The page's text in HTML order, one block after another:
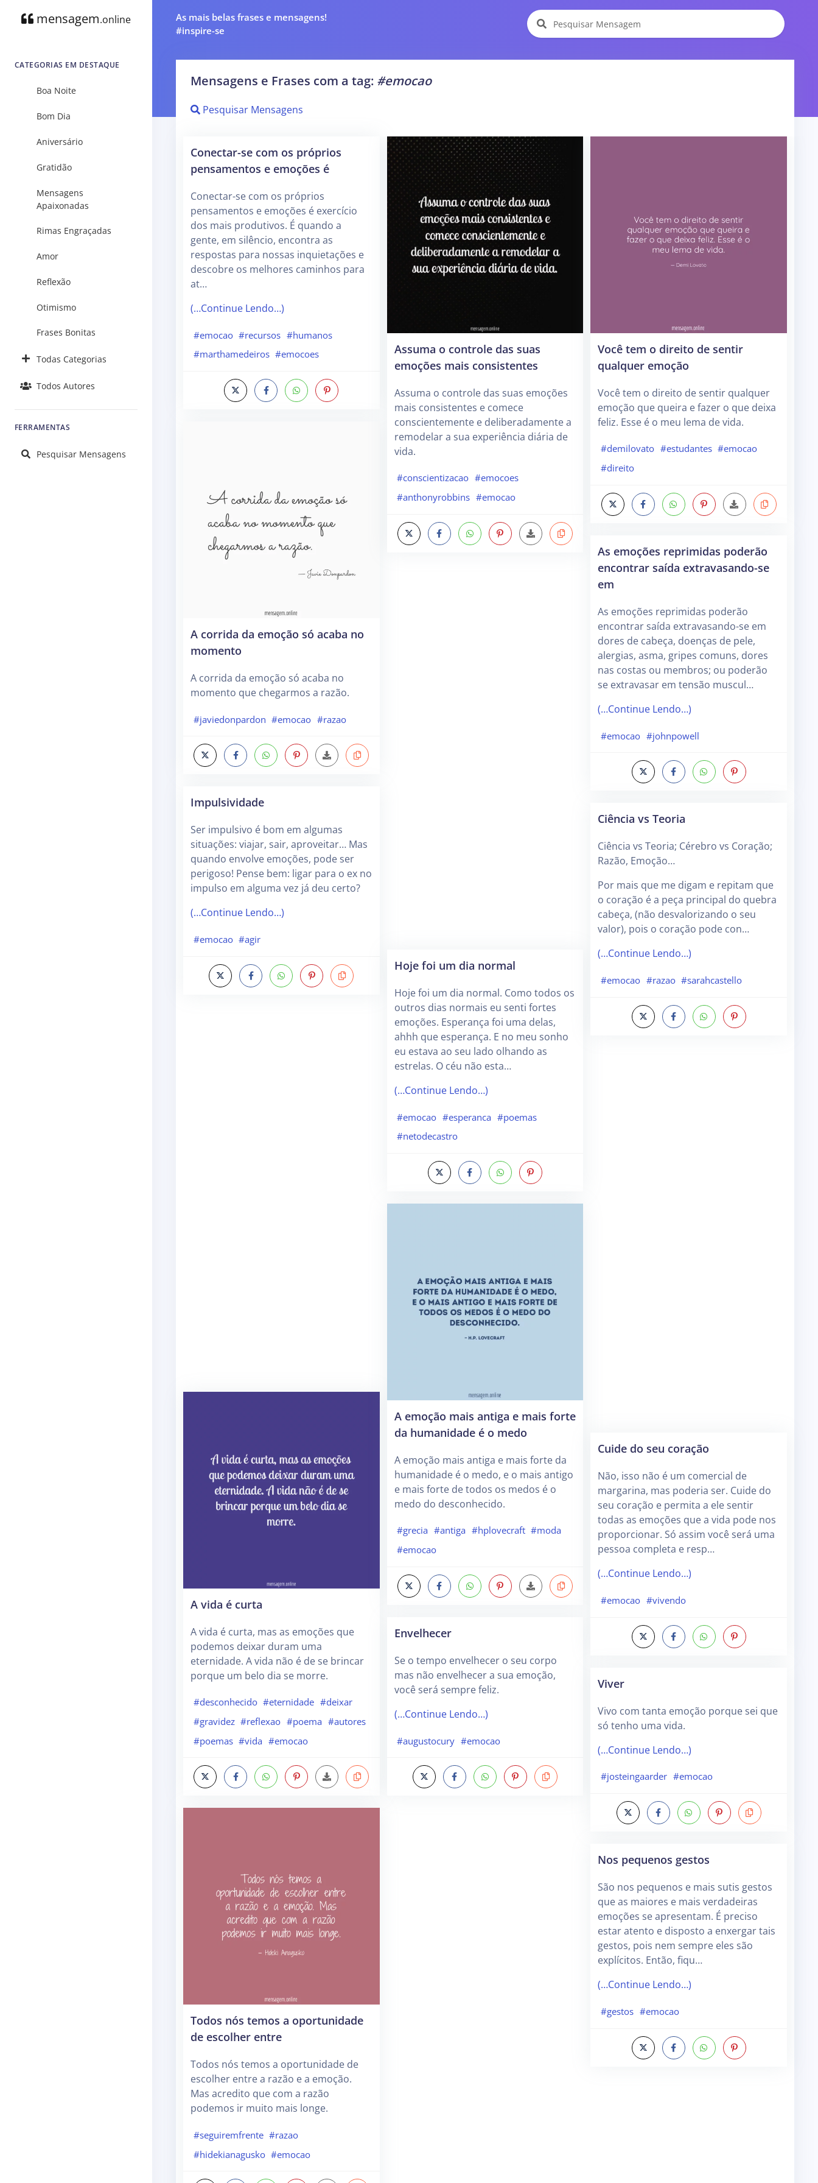
mensagem.online
CATEGORIAS EM DESTAQUE
Boa Noite
Bom Dia
Aniversário
Gratidão
Mensagens
Apaixonadas
Rimas Engraçadas
Amor
Reflexão
Otimismo
Frases Bonitas
Todas Categorias
Todos Autores
FERRAMENTAS
Pesquisar Mensagens
As mais belas frases e mensagens!
#inspire-se
Mensagens e Frases com a tag: #emocao
Pesquisar Mensagens
Conectar-se com os próprios
pensamentos e emoções é
Conectar-se com os próprios
pensamentos e emoções é exercício
dos mais produtivos. É quando a
gente, em silêncio, encontra as
respostas para nossas inquietações e
descobre os melhores caminhos para
at…
(…Continue Lendo…)
#emocao #recursos #humanos
#marthamedeiros #emocoes
A corrida da emoção só acaba no
momento
A corrida da emoção só acaba no
momento que chegarmos a razão.
#javiedonpardon #emocao #razao
Impulsividade
Ser impulsivo é bom em algumas
situações: viajar, sair, aproveitar… Mas
quando envolve emoções, pode ser
perigoso! Pense bem: ligar para o ex no
impulso em alguma vez já deu certo?
(…Continue Lendo…)
#emocao #agir
A vida é curta
A vida é curta, mas as emoções que
podemos deixar duram uma
eternidade. A vida não é de se brincar
porque um belo dia se morre.
#desconhecido #eternidade #deixar
#gravidez #reflexao #poema #autores
#poemas #vida #emocao
Todos nós temos a oportunidade
de escolher entre
Todos nós temos a oportunidade de
escolher entre a razão e a emoção.
Mas acredito que com a razão
podemos ir muito mais longe.
#seguiremfrente #razao
#hidekianagusko #emocao
Assuma o controle das suas
emoções mais consistentes
Assuma o controle das suas emoções
mais consistentes e comece
conscientemente e deliberadamente a
remodelar a sua experiência diária de
vida.
#conscientizacao #emocoes
#anthonyrobbins #emocao
Hoje foi um dia normal
Hoje foi um dia normal. Como todos os
outros dias normais eu senti fortes
emoções. Esperança foi uma delas,
ahhh que esperança. E no meu sonho
eu estava ao seu lado olhando as
estrelas. O céu não esta…
(…Continue Lendo…)
#emocao #esperanca #poemas
#netodecastro
A emoção mais antiga e mais forte
da humanidade é o medo
A emoção mais antiga e mais forte da
humanidade é o medo, e o mais antigo
e mais forte de todos os medos é o
medo do desconhecido.
#grecia #antiga #hplovecraft #moda
#emocao
Envelhecer
Se o tempo envelhecer o seu corpo
mas não envelhecer a sua emoção,
você será sempre feliz.
(…Continue Lendo…)
#augustocury #emocao
Você tem o direito de sentir
qualquer emoção
Você tem o direito de sentir qualquer
emoção que queira e fazer o que deixa
feliz. Esse é o meu lema de vida.
#demilovato #estudantes #emocao
#direito
As emoções reprimidas poderão
encontrar saída extravasando-se
em
As emoções reprimidas poderão
encontrar saída extravasando-se em
dores de cabeça, doenças de pele,
alergias, asma, gripes comuns, dores
nas costas ou membros; ou poderão
se extravasar em tensão muscul…
(…Continue Lendo…)
#emocao #johnpowell
Ciência vs Teoria
Ciência vs Teoria; Cérebro vs Coração;
Razão, Emoção…
Por mais que me digam e repitam que
o coração é a peça principal do quebra
cabeça, (não desvalorizando o seu
valor), pois o coração pode con…
(…Continue Lendo…)
#emocao #razao #sarahcastello
Cuide do seu coração
Não, isso não é um comercial de
margarina, mas poderia ser. Cuide do
seu coração e permita a ele sentir
todas as emoções que a vida pode nos
proporcionar. Só assim você será uma
pessoa completa e resp…
(…Continue Lendo…)
#emocao #vivendo
Viver
Vivo com tanta emoção porque sei que
só tenho uma vida.
(…Continue Lendo…)
#josteingaarder #emocao
Nos pequenos gestos
São nos pequenos e mais sutis gestos
que as maiores e mais verdadeiras
emoções se apresentam. É preciso
estar atento e disposto a enxergar tais
gestos, pois nem sempre eles são
explícitos. Então, fiqu…
(…Continue Lendo…)
#gestos #emocao